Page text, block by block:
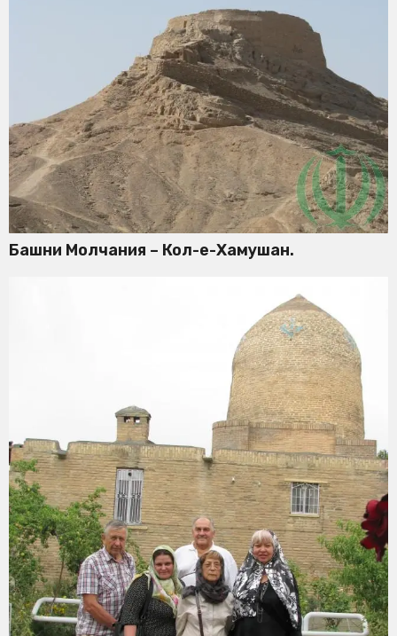
Башни Молчания – Кол-е-Хамушан.